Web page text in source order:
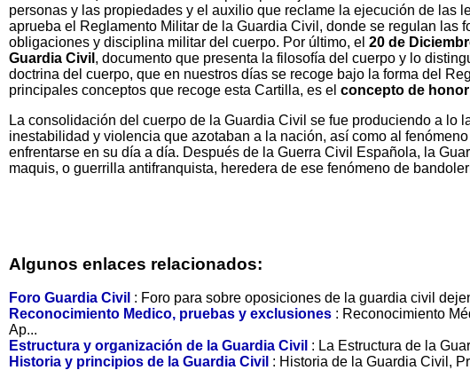
personas y las propiedades y el auxilio que reclame la ejecución de las
aprueba el Reglamento Militar de la Guardia Civil, donde se regulan las
obligaciones y disciplina militar del cuerpo. Por último, el 20 de
Guardia Civil , documento que presenta la filosofía del cuerpo y lo
doctrina del cuerpo, que en nuestros días se recoge bajo la forma del
principales conceptos que recoge esta Cartilla, es el concepto de honor
La consolidación del cuerpo de la Guardia Civil se fue produciendo a lo
inestabilidad y violencia que azotaban a la nación, así como al
enfrentarse en su día a día. Después de la Guerra Civil Española, la
maquis, o guerrilla antifranquista, heredera de ese fenómeno de
Algunos enlaces relacionados:
Foro Guardia Civil : Foro para sobre oposiciones de la guardia civil
Reconocimiento Medico, pruebas y exclusiones : Reconocimiento
Ap...
Estructura y organización de la Guardia Civil : La Estructura de la
Historia y principios de la Guardia Civil : Historia de la Guardia Civil,